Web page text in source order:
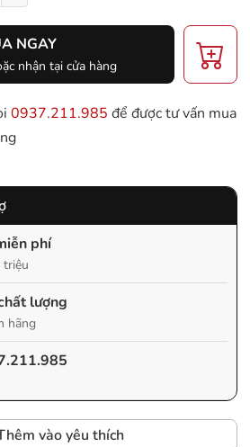
NGAY
nhận tại cửa hàng
0937.211.985 để được tư vấn mua
phí
triệu
lượng
hãng
vào yêu thích